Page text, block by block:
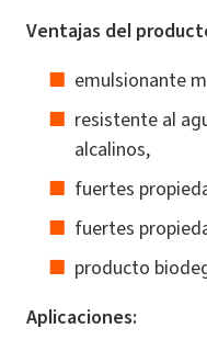
Ventajas del
emulsionante
resistente al
alcalinos,
fuertes
fuertes
producto
Aplicaciones: